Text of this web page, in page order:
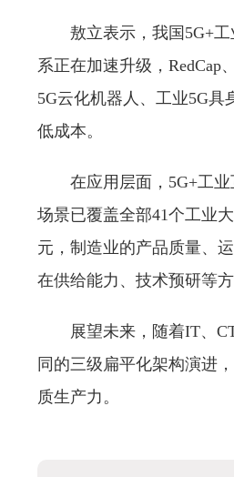
敖立表示，我国5G+
系正在加速升级，RedCap
5G云化机器人、工业5G
低成本。
在应用层面，5G+工
场景已覆盖全部41个工业
元，制造业的产品质量、
在供给能力、技术预研等
展望未来，随着IT、
同的三级扁平化架构演进
质生产力。